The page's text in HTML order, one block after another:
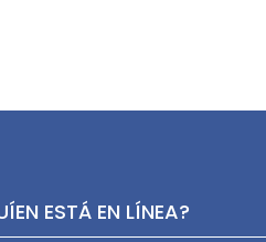
ESTÁ EN LÍNEA?